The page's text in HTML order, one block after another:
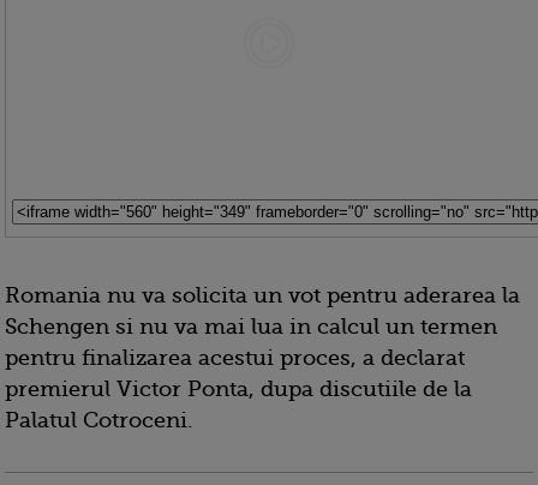
Romania nu va solicita un vot pentru aderarea la
Schengen si nu va mai lua in calcul un termen
pentru finalizarea acestui proces, a declarat
premierul Victor Ponta, dupa discutiile de la
Palatul Cotroceni.